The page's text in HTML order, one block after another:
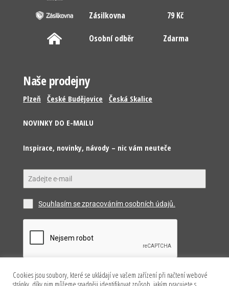
Zásilkovna
79 Kč
Osobní odběr Zdarma
Naše prodejny
Plzeň České Budějovice Česká Skalice
NOVINKY DO E-MAILU
Inspirace, novinky, návody – nic vám neuteče
Souhlasím se zpracováním osobních údajů.
Odeslat
Cookies jsou soubory, které se ukládají ve vašem zařízení při načtení webové
stránky, díky nim můžeme snadněji identifikovat způsob, jakým pracujete s